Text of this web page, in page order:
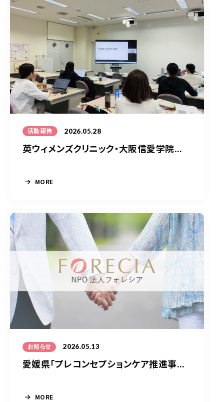
活動報告 2026.05.28
英ウィメンズクリニック・大阪信愛学院...
MORE
お知らせ 2026.05.13
愛媛県「プレコンセプションケア推進事...
MORE